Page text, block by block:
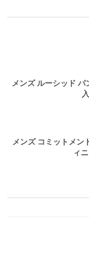
稿
ゲ
メンズ ルーシッド
メンズ コミットメ
ィ